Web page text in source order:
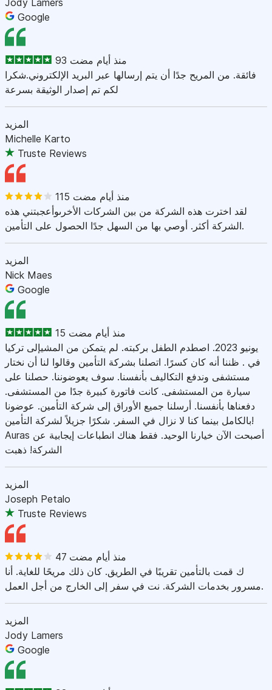
Google
93 منذ أيام مضت
فائقة. من المريح جدًا أن يتم إرسالها عبر البريد الإلكتروني.شكرا
لكم تم إصدار الوثيقة بسرعة
المزيد
Michelle Karto
Truste Reviews
115 منذ أيام مضت
لقد اخترت هذه الشركة من بين الشركات الأخرىوأعجبتني هذه
الشركة أكثر. أوصي بها من السهل جدًا الحصول على التأمين.
المزيد
Nick Maes
Google
15 منذ أيام مضت
يونيو 2023. اصطدم الطفل بركبته. لم يتمكن من المشيإلى تركيا
في . ظننا أنه كان كسرًا. اتصلنا بشركة التأمين وقالوا لنا أن نختار
مستشفى وندفع التكاليف بأنفسنا. سوف يعوضوننا. حصلنا على
سيارة من المستشفى. كانت فاتورة كبيرة جدًا من المستشفى.
دفعناها بأنفسنا. أرسلنا جميع الأوراق إلى شركة التأمين. عوضونا
بالكامل بينما كنا لا نزال في السفر. شكرًا جزيلاً لشركة التأمين!
Auras أصبحت الآن خيارنا الوحيد. فقط هناك انطباعات إيجابية عن
الشركة! ذهبت
المزيد
Joseph Petalo
Truste Reviews
47 منذ أيام مضت
ك قمت بالتأمين تقريبًا في الطريق. كان ذلك مريحًا للغاية. أنا
مسرور بخدمات الشركة. نت في سفر إلى الخارج من أجل العمل.
المزيد
Jody Lamers
Google